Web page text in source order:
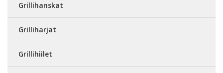
Grillihanskat
Grilliharjat
Grillihiilet